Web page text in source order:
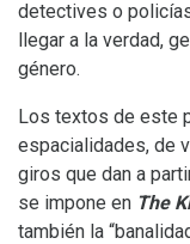
detectives o
llegar a la verdad,
género.
Los textos de este
espacialidades, de
giros que dan a
se impone en The
también la